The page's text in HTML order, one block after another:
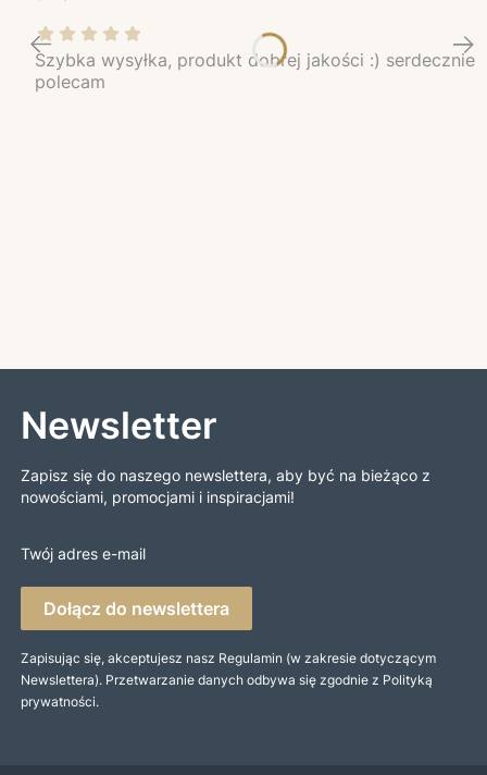
Szybka wysyłka, produkt dobrej jakości :) serdecznie
polecam
Newsletter
Zapisz się do naszego newslettera, aby być na bieżąco z
nowościami, promocjami i inspiracjami!
Twój adres e-mail
Dołącz do newslettera
Zapisując się, akceptujesz nasz Regulamin (w zakresie dotyczącym
Newslettera). Przetwarzanie danych odbywa się zgodnie z Polityką
prywatności.